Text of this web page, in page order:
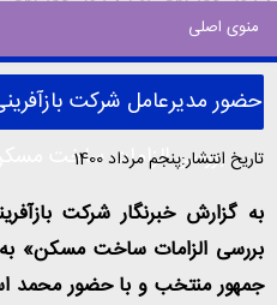
منوی اصلی
حضور مدیرعامل شرکت
بررسی الزامات ساخت
تاریخ انتشار:پنجم مرداد 1400
به گزارش خبرنگار شرکت
بررسی الزامات ساخت مسکن»
جمهور منتخب و با حضور محمد